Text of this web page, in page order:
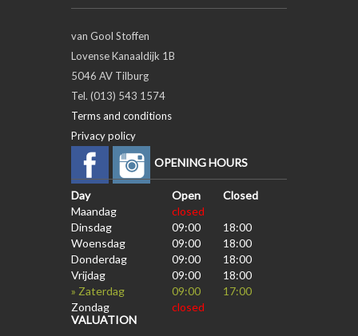
van Gool Stoffen
Lovense Kanaaldijk 1B
5046 AV Tilburg
Tel. (013) 543 1574
Terms and conditions
Privacy policy
OPENING HOURS
Day Open
Closed
Maandag
closed
Dinsdag
09:00
18:00
Woensdag
09:00
18:00
Donderdag
09:00
18:00
Vrijdag
09:00
18:00
» Zaterdag
09:00
17:00
Zondag
closed
VALUATION